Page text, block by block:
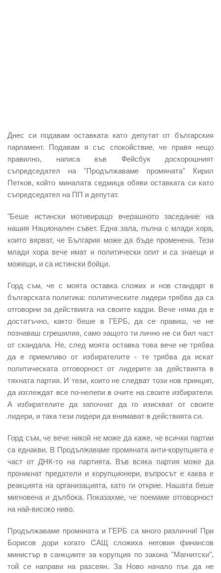
Днес си подавам оставката като депутат от българския
парламент. Подавам я със спокойствие, че правя нещо
правилно, написа във Фейсбук доскорошният
съпредседател на "Продължаваме промяната" Кирил
Петков, който миналата седмица обяви оставката си като
съпредседател на ПП и депутат.
"Беше истински мотивиращо вчерашното заседание на
нашия Национален съвет. Една зала, пълна с млади хора,
които вярват, че България може да бъде променена. Тези
млади хора вече имат и политически опит и са знаещи и
можещи, и са истински бойци.
Горд съм, че с моята оставка сложих и нов стандарт в
българската политика: политическите лидери трябва да са
отговорни за действията на своите кадри. Вече няма да е
достатъчно, както беше в ГЕРБ, да се правиш, че не
познаваш сгрешилия, само защото ти лично не си бил част
от скандала. Не, след моята оставка това вече не трябва
да е приемливо от избирателите - те трябва да искат
политическата отговорност от лидерите за действията в
тяхната партия. И тези, които не следват този нов принцип,
да изглеждат все по-нелепи в очите на своите избиратели.
А избирателите да започнат да го изискват от своите
лидери, и така тези лидери да внимават в действията си.
Горд съм, че вече никой не може да каже, че всички партии
са еднакви. В Продължаваме промяната анти-корупцията е
част от ДНК-то на партията. Във всяка партия може да
проникнат предатели и корупционери, въпросът е каква е
реакцията на организацията, като ги открие. Нашата беше
мигновена и дълбока. Показахме, че поемаме отговорност
на най-високо ниво.
Продължаваме промяната и ГЕРБ са много различни! При
Борисов дори когато САЩ сложиха неговия финансов
министър в санкциите за корупция по закона "Магнитски",
той се направи на разсеян. За Ново начало пък да не